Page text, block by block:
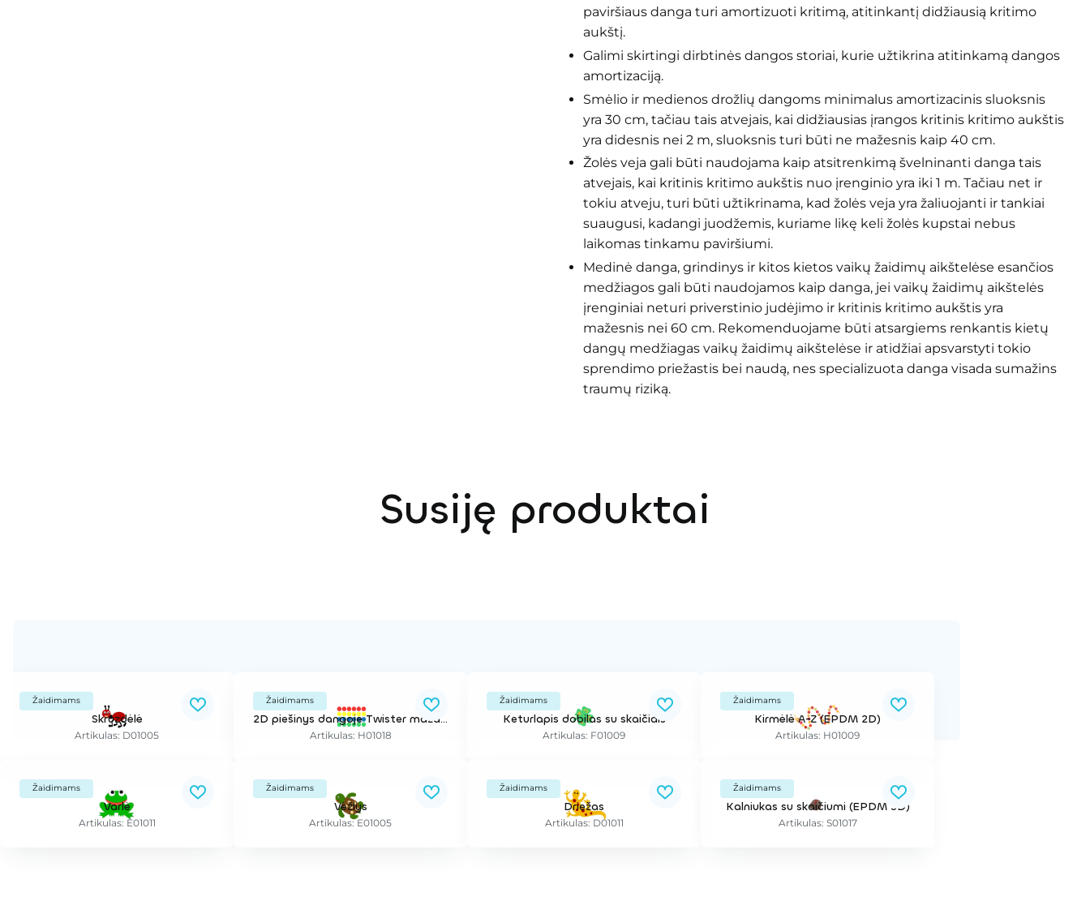
paviršiaus danga turi amortizuoti kritimą, atitinkantį didžiausią kritimo
aukštį.
Galimi skirtingi dirbtinės dangos storiai, kurie užtikrina atitinkamą dangos
amortizaciją.
Smėlio ir medienos drožlių dangoms minimalus amortizacinis sluoksnis
yra 30 cm, tačiau tais atvejais, kai didžiausias įrangos kritinis kritimo aukštis
yra didesnis nei 2 m, sluoksnis turi būti ne mažesnis kaip 40 cm.
Žolės veja gali būti naudojama kaip atsitrenkimą švelninanti danga tais
atvejais, kai kritinis kritimo aukštis nuo įrenginio yra iki 1 m. Tačiau net ir
tokiu atveju, turi būti užtikrinama, kad žolės veja yra žaliuojanti ir tankiai
suaugusi, kadangi juodžemis, kuriame likę keli žolės kupstai nebus
laikomas tinkamu paviršiumi.
Medinė danga, grindinys ir kitos kietos vaikų žaidimų aikštelėse esančios
medžiagos gali būti naudojamos kaip danga, jei vaikų žaidimų aikštelės
įrenginiai neturi priverstinio judėjimo ir kritinis kritimo aukštis yra
mažesnis nei 60 cm. Rekomenduojame būti atsargiems renkantis kietų
dangų medžiagas vaikų žaidimų aikštelėse ir atidžiai apsvarstyti tokio
sprendimo priežastis bei naudą, nes specializuota danga visada sumažins
traumų riziką.
Susiję produktai
Žaidimams
Skruzdėlė
Artikulas: D01005
Žaidimams
2D piešinys dangoje Twister mažas (EPDM 2D) D=18cm
Artikulas: H01018
Žaidimams
Keturlapis dobilas su skaičiais
Artikulas: F01009
Žaidimams
Kirmėlė A-Z (EPDM 2D)
Artikulas: H01009
Žaidimams
Varlė
Artikulas: E01011
Žaidimams
Vėžlys
Artikulas: E01005
Žaidimams
Driežas
Artikulas: D01011
Žaidimams
Kalniukas su skaičiumi (EPDM 3D)
Artikulas: S01017